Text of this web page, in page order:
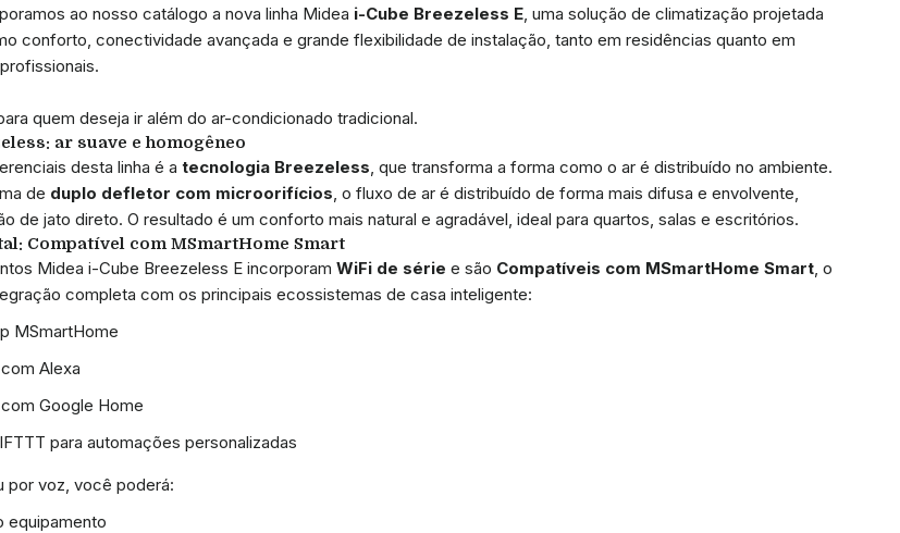
ao nosso catálogo a nova linha Midea i-Cube Breezeless E, uma solução de climatização projetada
conforto, conectividade avançada e grande flexibilidade de instalação, tanto em residências quanto em
quem deseja ir além do ar-condicionado tradicional.
ar suave e homogêneo
desta linha é a tecnologia Breezeless, que transforma a forma como o ar é distribuído no ambiente.
de duplo defletor com microorifícios, o fluxo de ar é distribuído de forma mais difusa e envolvente,
de jato direto. O resultado é um conforto mais natural e agradável, ideal para quartos, salas e escritórios.
Compatível com MSmartHome Smart
Midea i-Cube Breezeless E incorporam WiFi de série e são Compatíveis com MSmartHome Smart, o
completa com os principais ecossistemas de casa inteligente:
MSmartHome
Alexa
Google Home
para automações personalizadas
por voz, você poderá:
equipamento